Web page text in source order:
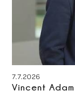
7.7.2026
Vincent